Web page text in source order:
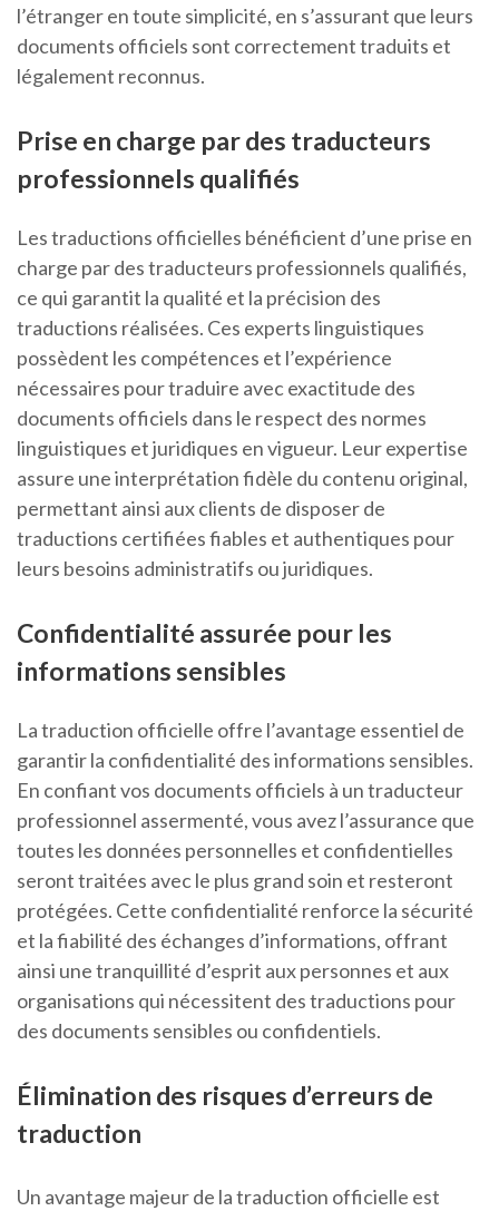
l’étranger en toute simplicité, en s’assurant que leurs
documents officiels sont correctement traduits et
légalement reconnus.
Prise en charge par des traducteurs
professionnels qualifiés
Les traductions officielles bénéficient d’une prise en
charge par des traducteurs professionnels qualifiés,
ce qui garantit la qualité et la précision des
traductions réalisées. Ces experts linguistiques
possèdent les compétences et l’expérience
nécessaires pour traduire avec exactitude des
documents officiels dans le respect des normes
linguistiques et juridiques en vigueur. Leur expertise
assure une interprétation fidèle du contenu original,
permettant ainsi aux clients de disposer de
traductions certifiées fiables et authentiques pour
leurs besoins administratifs ou juridiques.
Confidentialité assurée pour les
informations sensibles
La traduction officielle offre l’avantage essentiel de
garantir la confidentialité des informations sensibles.
En confiant vos documents officiels à un traducteur
professionnel assermenté, vous avez l’assurance que
toutes les données personnelles et confidentielles
seront traitées avec le plus grand soin et resteront
protégées. Cette confidentialité renforce la sécurité
et la fiabilité des échanges d’informations, offrant
ainsi une tranquillité d’esprit aux personnes et aux
organisations qui nécessitent des traductions pour
des documents sensibles ou confidentiels.
Élimination des risques d’erreurs de
traduction
Un avantage majeur de la traduction officielle est